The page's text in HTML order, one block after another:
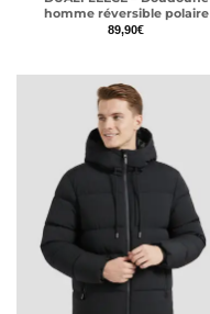
homme réversible polaire
89,90€